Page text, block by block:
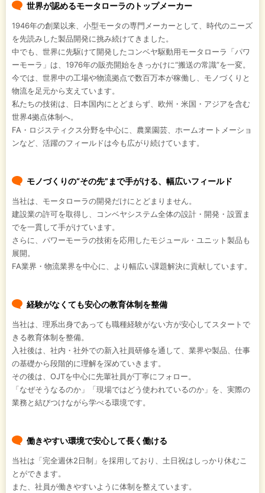
世界が認めるモータローラのトップメーカー
1946年の創業以来、小型モータの専門メーカーとして、時代のニーズ
を先読みした製品開発に挑み続けてきました。
中でも、世界に先駆けて開発したコンベヤ駆動用モータローラ「パワ
ーモーラ」は、1976年の販売開始をきっかけに“搬送の常識”を一変。
今では、世界中の工場や物流拠点で数百万本が稼働し、モノづくりと
物流を足元から支えています。
私たちの技術は、日本国内にとどまらず、欧州・米国・アジアを含む
世界4拠点体制へ。
FA・ロジスティクス分野を中心に、農業園芸、ホームオートメーショ
ンなど、活躍のフィールドは今も広がり続けています。
モノづくりの“その先”まで手がける、幅広いフィールド
当社は、モータローラの開発だけにとどまりません。
建設業の許可を取得し、コンベヤシステム全体の設計・開発・設置ま
でを一貫して手がけています。
さらに、パワーモーラの技術を応用したモジュール・ユニット製品も
展開。
FA業界・物流業界を中心に、より幅広い課題解決に貢献しています。
経験がなくても安心の教育体制を整備
当社は、理系出身であっても職種経験がない方が安心してスタートで
きる教育体制を整備。
入社後は、社内・社外での新入社員研修を通して、業界や製品、仕事
の基礎から段階的に理解を深めていきます。
その後は、OJTを中心に先輩社員が丁寧にフォロー。
「なぜそうなるのか」「現場ではどう使われているのか」を、実際の
業務と結びつけながら学べる環境です。
働きやすい環境で安心して長く働ける
当社は「完全週休2日制」を採用しており、土日祝はしっかり休むこ
とができます。
また、社員が働きやすいように体制を整えています。